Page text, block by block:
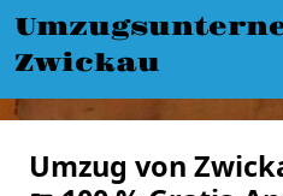
Zwickau
Umzug von